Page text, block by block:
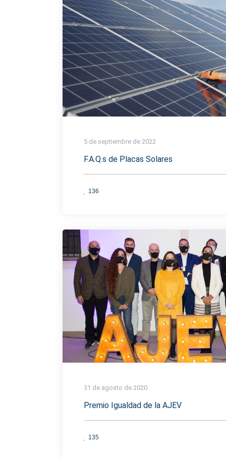
5 de septiembre de 2022
F.A.Q.s de Placas Solares
136
31 de agosto de 2020
Premio Igualdad de la AJEV
135